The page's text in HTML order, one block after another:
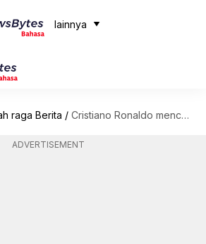
lainnya
raga Berita / Cristiano Ronaldo mencetak brace kedua berturut-turut untuk Portugal: Statistik utama
ADVERTISEMENT